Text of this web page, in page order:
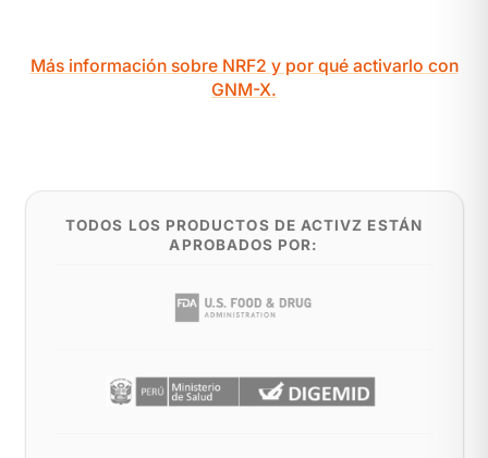
Más información sobre NRF2 y por qué activarlo con
GNM-X.
TODOS LOS PRODUCTOS DE ACTIVZ ESTÁN
APROBADOS POR: